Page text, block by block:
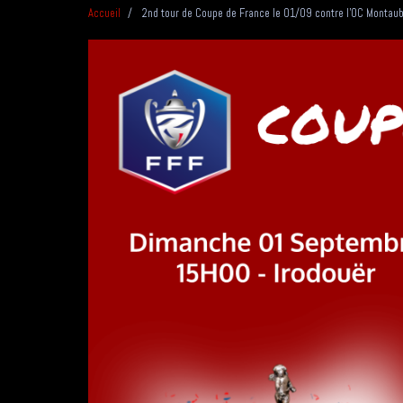
Accueil 2nd tour de Coupe de France le 01/09 contre l'OC